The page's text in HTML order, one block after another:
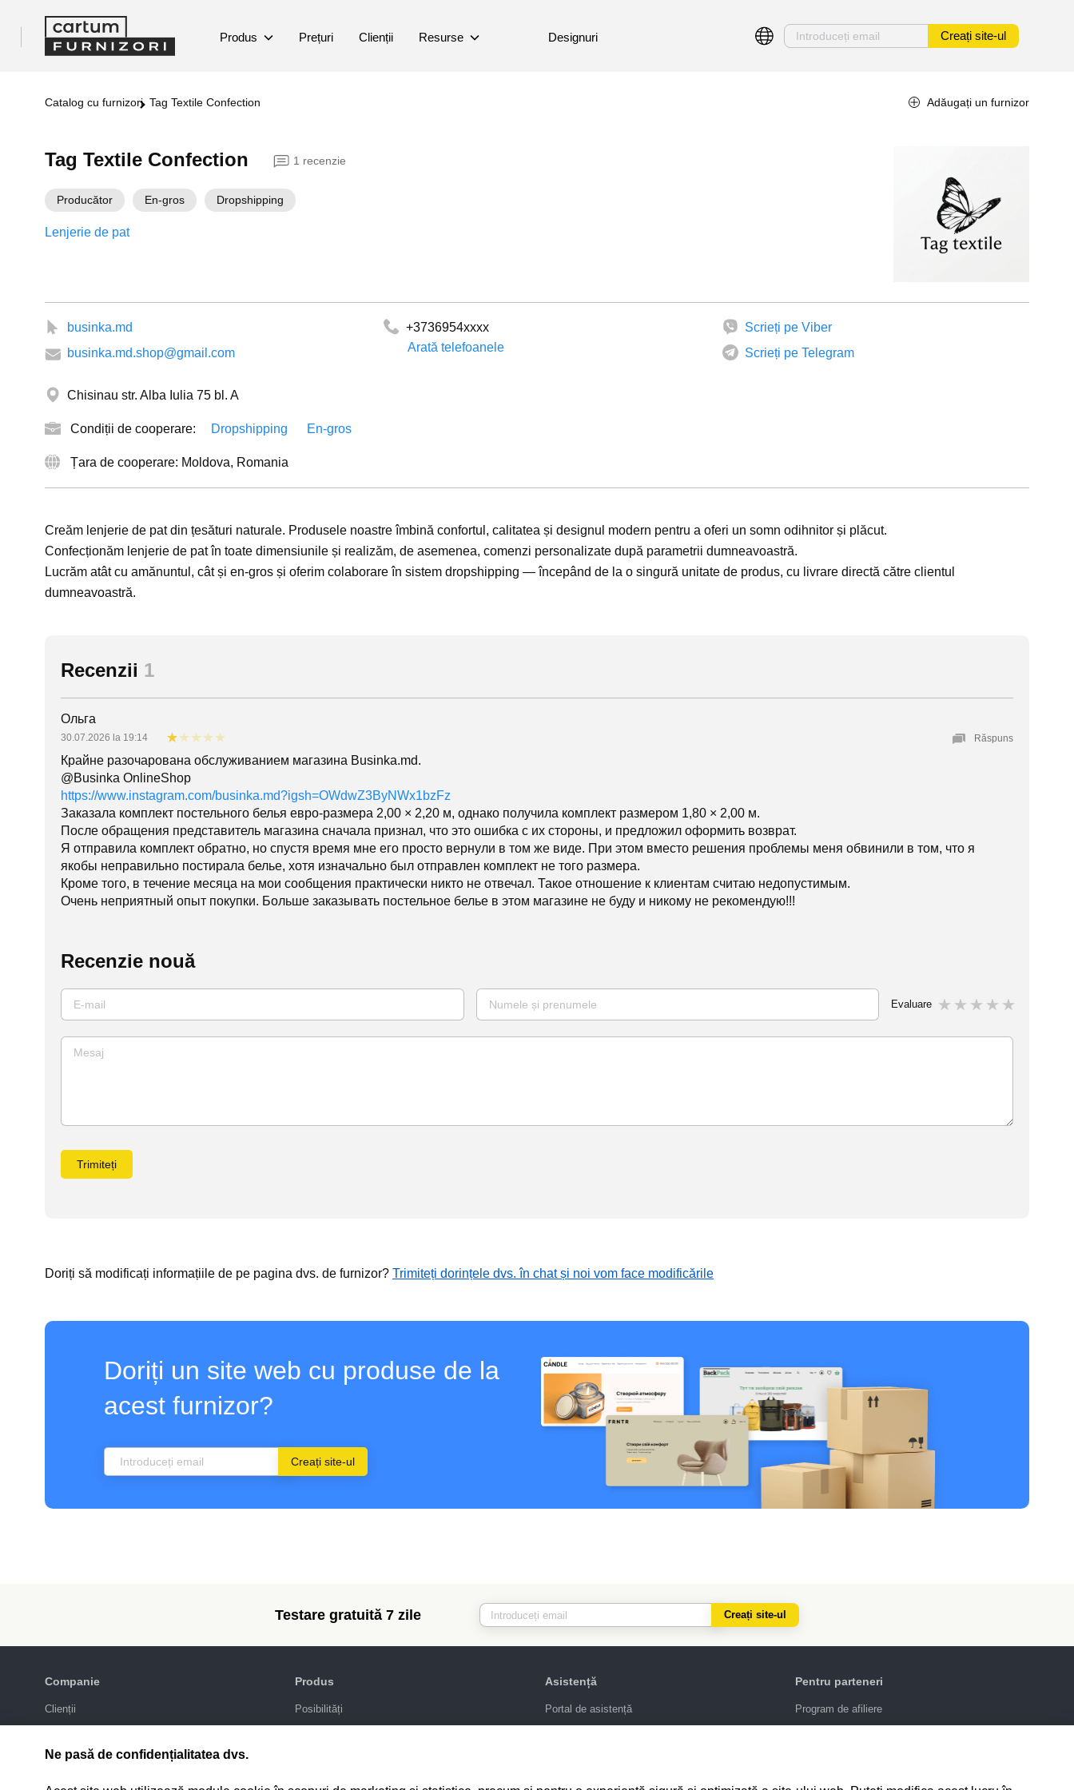
Produs Prețuri Clienții Resurse Designuri Creați site-ul
Catalog cu furnizori Tag Textile Confection Adăugați un furnizor
Tag Textile Confection 1 recenzie
Producător En-gros Dropshipping
Lenjerie de pat
businka.md
businka.md.shop@gmail.com
+3736954xxxx
Arată telefoanele
Scrieți pe Viber
Scrieți pe Telegram
Chisinau str. Alba Iulia 75 bl. A
Condiții de cooperare: Dropshipping En-gros
Țara de cooperare: Moldova, Romania
Creăm lenjerie de pat din țesături naturale. Produsele noastre îmbină confortul, calitatea și designul modern pentru a oferi un somn odihnitor și plăcut.
Confecționăm lenjerie de pat în toate dimensiunile și realizăm, de asemenea, comenzi personalizate după parametrii dumneavoastră.
Lucrăm atât cu amănuntul, cât și en-gros și oferim colaborare în sistem dropshipping — începând de la o singură unitate de produs, cu livrare directă către clientul
dumneavoastră.
Recenzii 1
Ольга
30.07.2026 la 19:14
Крайне разочарована обслуживанием магазина Businka.md.
@Businka OnlineShop
https://www.instagram.com/businka.md?igsh=OWdwZ3ByNWx1bzFz
Заказала комплект постельного белья евро-размера 2,00 × 2,20 м, однако получила комплект размером 1,80 × 2,00 м.
После обращения представитель магазина сначала признал, что это ошибка с их стороны, и предложил оформить возврат.
Я отправила комплект обратно, но спустя время мне его просто вернули в том же виде. При этом вместо решения проблемы меня обвинили в том, что я
якобы неправильно постирала белье, хотя изначально был отправлен комплект не того размера.
Кроме того, в течение месяца на мои сообщения практически никто не отвечал. Такое отношение к клиентам считаю недопустимым.
Очень неприятный опыт покупки. Больше заказывать постельное белье в этом магазине не буду и никому не рекомендую!!!
Răspuns
Recenzie nouă
Evaluare
Trimiteți
Doriți să modificați informațiile de pe pagina dvs. de furnizor? Trimiteți dorințele dvs. în chat și noi vom face modificările
Doriți un site web cu produse de la
acest furnizor?
Creați site-ul
Testare gratuită 7 zile Creați site-ul
Companie
Clienții
Politica de confidențialitate
Produs
Posibilități
Asistență
Portal de asistență
Pentru parteneri
Program de afiliere
Ne pasă de confidențialitatea dvs.